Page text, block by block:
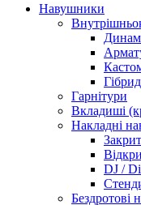
Навушники
Гарнітури
Вкладиші
Накладні
DJ /
Бездротові